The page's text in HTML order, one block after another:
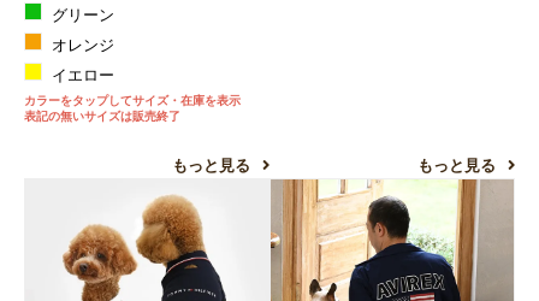
グリーン
オレンジ
イエロー
カラーをタップしてサイズ・在庫を表示
表記の無いサイズは販売終了
もっと見る もっと見る
お買い物を続ける